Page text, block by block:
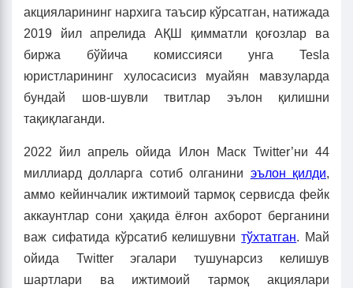
акцияларининг нархига таъсир кўрсатган, натижада
2019 йил апрелида АҚШ қимматли қоғозлар ва
биржа бўйича комиссияси унга Tesla
юристларининг хулосасисиз муайян мавзуларда
бундай шов-шувли твитлар эълон қилишни
тақиқлаганди.
2022 йил апрель ойида Илон Маск Twitter’ни 44
миллиард долларга сотиб олганини эълон қилди,
аммо кейинчалик ижтимоий тармоқ сервисда фейк
аккаунтлар сони ҳақида ёлғон ахборот берганини
важ сифатида кўрсатиб келишувни тўхтатган. Май
ойида Twitter эгалари тушунарсиз келишув
шартлари ва ижтимоий тармоқ акциялари